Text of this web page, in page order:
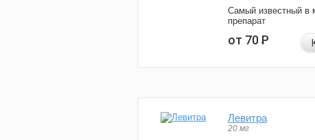
Самый известный в
препарат
от 70Р
Левитра
20 мг